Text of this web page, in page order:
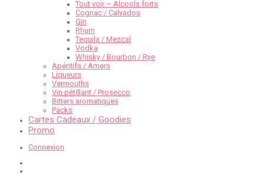
Tout voir – Alcools forts
Cognac / Calvados
Gin
Rhum
Tequila / Mezcal
Vodka
Whisky / Bourbon / Rye
Apéritifs / Amers
Liqueurs
Vermouths
Vin pétillant / Prosecco
Bitters aromatiques
Packs
Cartes Cadeaux / Goodies
Promo
Connexion